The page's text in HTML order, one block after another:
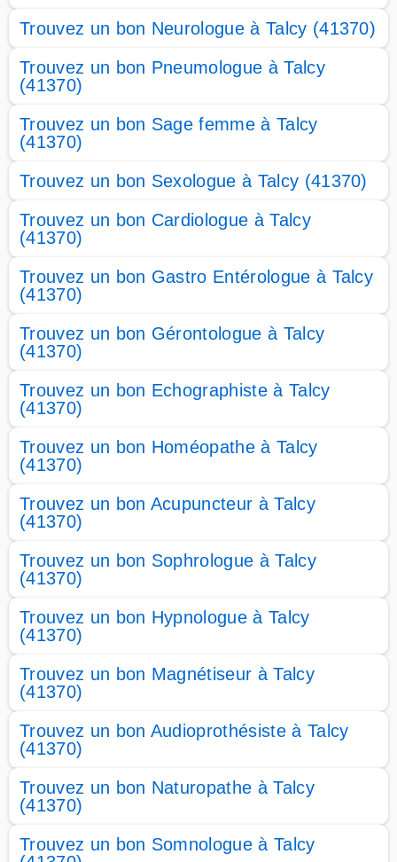
Trouvez un bon Neurologue à Talcy (41370)
Trouvez un bon Pneumologue à Talcy
(41370)
Trouvez un bon Sage femme à Talcy
(41370)
Trouvez un bon Sexologue à Talcy (41370)
Trouvez un bon Cardiologue à Talcy
(41370)
Trouvez un bon Gastro Entérologue à Talcy
(41370)
Trouvez un bon Gérontologue à Talcy
(41370)
Trouvez un bon Echographiste à Talcy
(41370)
Trouvez un bon Homéopathe à Talcy
(41370)
Trouvez un bon Acupuncteur à Talcy
(41370)
Trouvez un bon Sophrologue à Talcy
(41370)
Trouvez un bon Hypnologue à Talcy
(41370)
Trouvez un bon Magnétiseur à Talcy
(41370)
Trouvez un bon Audioprothésiste à Talcy
(41370)
Trouvez un bon Naturopathe à Talcy
(41370)
Trouvez un bon Somnologue à Talcy